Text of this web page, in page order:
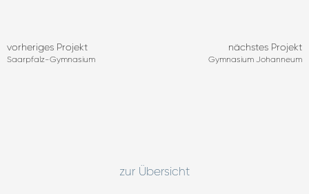
vorheriges Projekt
Saarpfalz-Gymnasium
nächstes Projekt
Gymnasium Johanneum
zur Übersicht